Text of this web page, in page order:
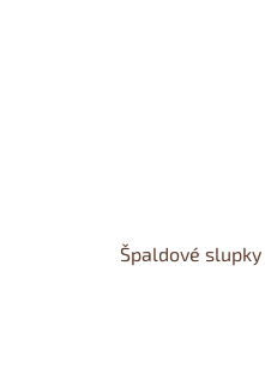
Špaldové slupky